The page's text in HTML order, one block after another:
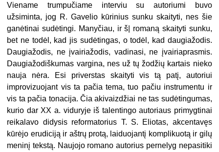
Viename trumpučiame interviu su autoriumi buvo
užsiminta, jog R. Gavelio kūrinius sunku skaityti, nes šie
ganėtinai sudėtingi. Manyčiau, ir š| romaną skaityti sunku,
bet ne todėl, kad jis sudėtingas, o todėl, kad daugiažodis.
Daugiažodis, ne įvairiažodis, vadinasi, ne įvairiaprasmis.
Daugiažodiškumas vargina, nes už tų žodžių kartais nieko
nau­ja nėra. Esi priverstas skaityti vis tą patį, autoriui
improvizuojant vis ta pačia tema, tuo pačiu instrumentu ir
vis ta pačia tonacija. Čia aki­vaizdžiai ne tas sudėtingumas,
ku­rio dar XX a. viduryje iš talentingo autoriaus primygtinai
reikalavo di­dysis reformatorius T. S. Eliotas, akcentavęs
kūrėjo erudiciją ir aštrų protą, laiduojantį komplikuotą ir gilų
meninį tekstą. Naujojo romano autorius pernelyg nepasitiki